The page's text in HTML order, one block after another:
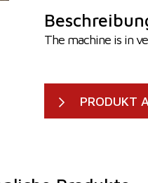
The machine is in
PRODUKT